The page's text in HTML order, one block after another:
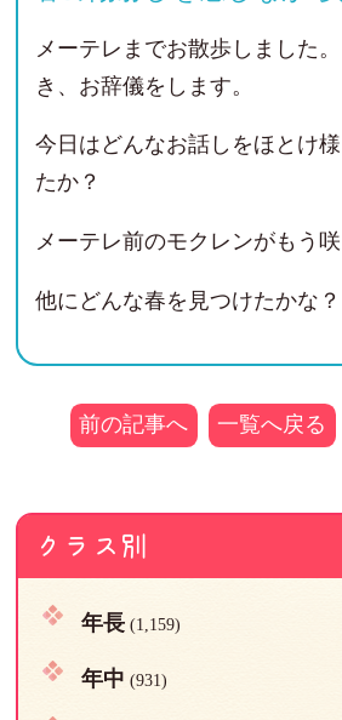
メーテレまでお散歩しました。
き、お辞儀をします。
今日はどんなお話しをほとけ
たか？
メーテレ前のモクレンがもう咲
他にどんな春を見つけたかな？
前の記事へ 一覧へ戻る
クラス別
年長(1,159)
年中 (931)